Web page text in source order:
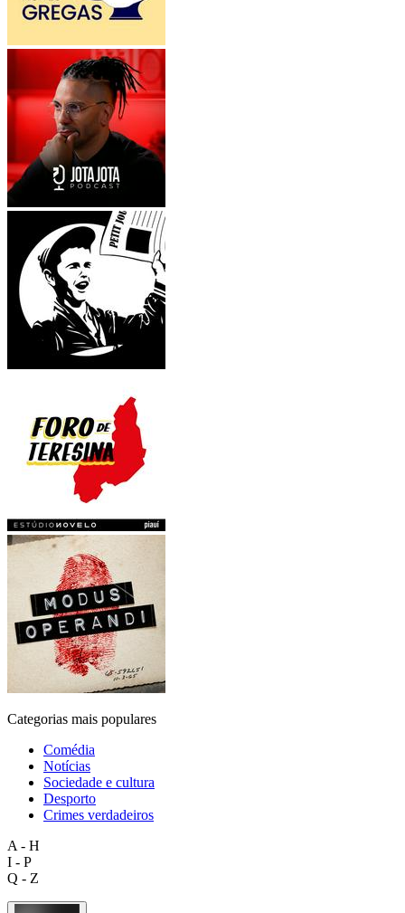
Categorias mais populares
Comédia
Notícias
Sociedade e cultura
Desporto
Crimes verdadeiros
A - H
I - P
Q - Z